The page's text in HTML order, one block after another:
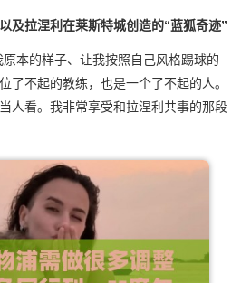
及拉涅利在莱斯特城创造的“蓝狐奇迹”
本的样子、让我按照自己风格踢球的
了不起的教练，也是一个了不起的人。
人看。我非常享受和拉涅利共事的那段